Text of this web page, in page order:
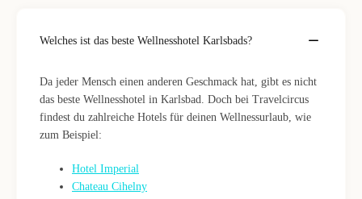
Welches ist das beste Wellnesshotel Karlsbads?
Da jeder Mensch einen anderen Geschmack hat, gibt es nicht
das beste Wellnesshotel in Karlsbad. Doch bei Travelcircus
findest du zahlreiche Hotels für deinen Wellnessurlaub, wie
zum Beispiel:
Hotel Imperial
Chateau Cihelny